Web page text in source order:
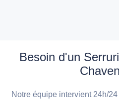
Besoin d'un
Notre équipe intervient 24h/